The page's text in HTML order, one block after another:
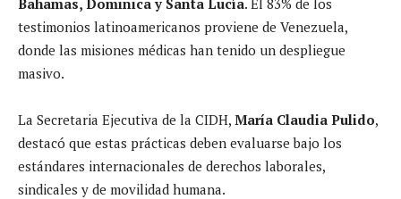
testimonios latinoamericanos proviene de Venezuela,
donde las misiones médicas han tenido un despliegue
masivo.
La Secretaria Ejecutiva de la CIDH, María Claudia Pulido,
destacó que estas prácticas deben evaluarse bajo los
estándares internacionales de derechos laborales,
sindicales y de movilidad humana.